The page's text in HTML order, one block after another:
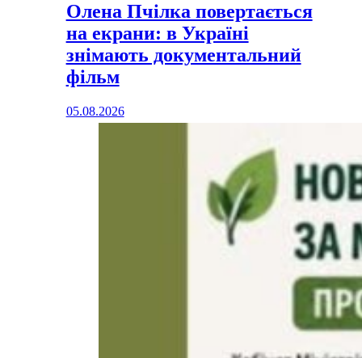
Олена Пчілка повертається
на екрани: в Україні
знімають документальний
фільм
05.08.2026